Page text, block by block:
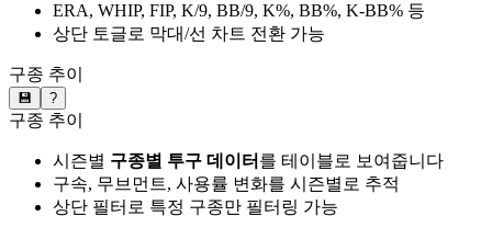
ERA, WHIP, FIP, K/9, BB/9, K%, BB%, K-BB% 등
상단 토글로 막대/선 차트 전환 가능
구종 추이
💾 ?
구종 추이
시즌별 구종별 투구 데이터 를 테이블로 보여줍니다
구속, 무브먼트, 사용률 변화를 시즌별로 추적
상단 필터로 특정 구종만 필터링 가능